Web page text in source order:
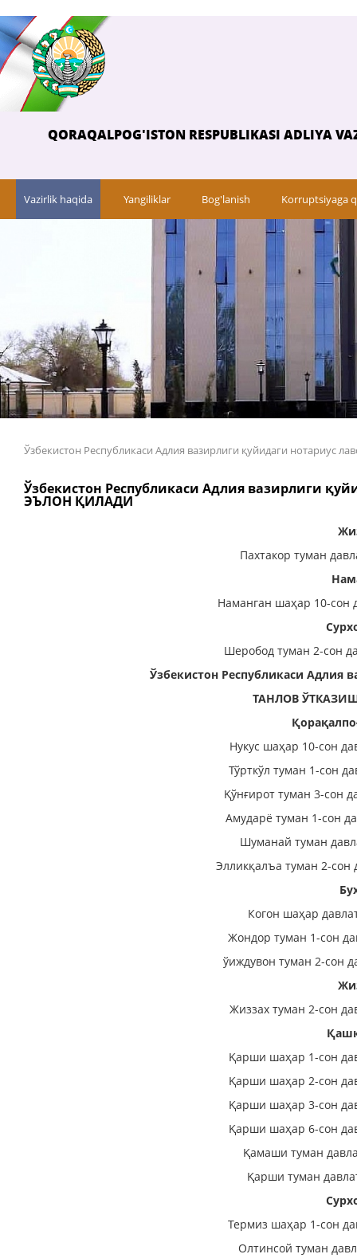
QORAQALPOG'ISTON RESPUBLIKASI ADLIYA
Vazirlik haqida Yangiliklar Bog'lanish Korruptsiyaga
Ўзбекистон Республикаси Адлия вазирлиги қуйидаги
Ўзбекистон Республикаси Адлия вазирлиги
ЭЪЛОН ҚИЛАДИ
Пахтакор туман
Наманган шаҳар 10-сон
Шеробод туман 2-сон
Ўзбекистон Республикаси Адлия
ТАНЛОВ
Нукус шаҳар 10-сон
Тўрткўл туман 1-сон
Қўнғирот туман 3-сон
Амударё туман 1-сон
Шуманай туман
Элликқалъа туман 2-сон
Когон шаҳар
Жондор туман 1-сон
ўиждувон туман 2-сон
Жиззах туман 2-сон
Қарши шаҳар 1-сон
Қарши шаҳар 2-сон
Қарши шаҳар 3-сон
Қарши шаҳар 6-сон
Қамаши туман
Қарши туман
Термиз шаҳар 1-сон
Олтинсой туман